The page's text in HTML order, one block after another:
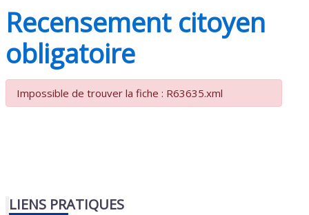
Recensement citoyen
obligatoire
Impossible de trouver la fiche : R63635.xml
LIENS PRATIQUES